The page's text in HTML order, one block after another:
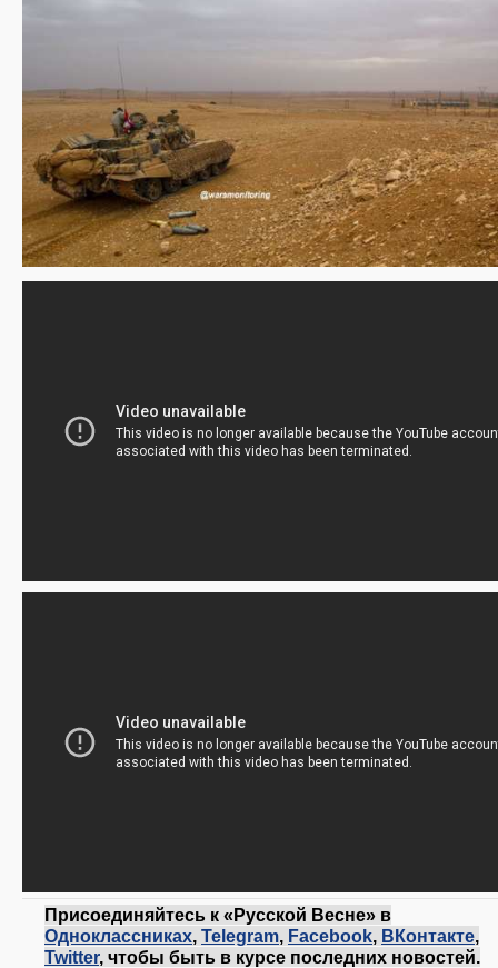
Присоединяйтесь к «Русской Весне» в
Одноклассниках, Telegram, Facebook, ВКонтакте,
Twitter, чтобы быть в курсе последних новостей.